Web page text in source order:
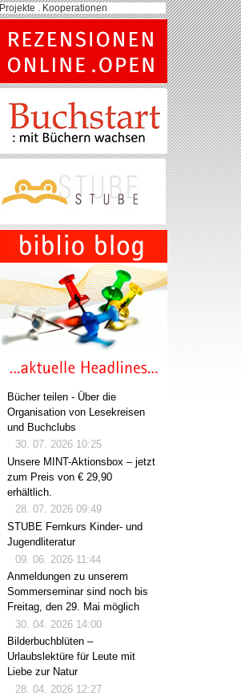
Projekte . Kooperationen
Bücher teilen - Über die
Organisation von Lesekreisen
und Buchclubs
30. 07. 2026 10:25
Unsere MINT-Aktionsbox – jetzt
zum Preis von € 29,90
erhältlich.
28. 07. 2026 09:49
STUBE Fernkurs Kinder- und
Jugendliteratur
09. 06. 2026 11:44
Anmeldungen zu unserem
Sommerseminar sind noch bis
Freitag, den 29. Mai möglich
30. 04. 2026 14:00
Bilderbuchblüten –
Urlaubslektüre für Leute mit
Liebe zur Natur
28. 04. 2026 12:27